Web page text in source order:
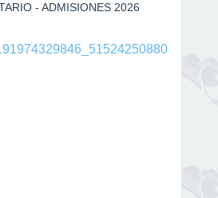
- ADMISIONES 2026